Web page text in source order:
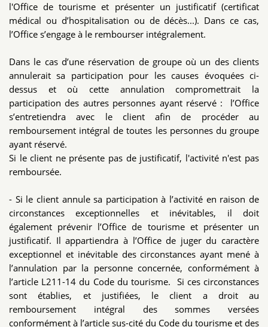
l'Office de tourisme et présenter un justificatif (certificat
médical ou d’hospitalisation ou de décès...). Dans ce cas,
l’Office s’engage à le rembourser intégralement.
Dans le cas d’une réservation de groupe où un des clients
annulerait sa participation pour les causes évoquées ci-
dessus et où cette annulation compromettrait la
participation des autres personnes ayant réservé : l’Office
s’entretiendra avec le client afin de procéder au
remboursement intégral de toutes les personnes du groupe
ayant réservé.
Si le client ne présente pas de justificatif, l'activité n'est pas
remboursée.
- Si le client annule sa participation à l’activité en raison de
circonstances exceptionnelles et inévitables, il doit
également prévenir l’Office de tourisme et présenter un
justificatif. Il appartiendra à l’Office de juger du caractère
exceptionnel et inévitable des circonstances ayant mené à
l’annulation par la personne concernée, conformément à
l’article L211-14 du Code du tourisme. Si ces circonstances
sont établies, et justifiées, le client a droit au
remboursement intégral des sommes versées
conformément à l’article sus-cité du Code du tourisme et des